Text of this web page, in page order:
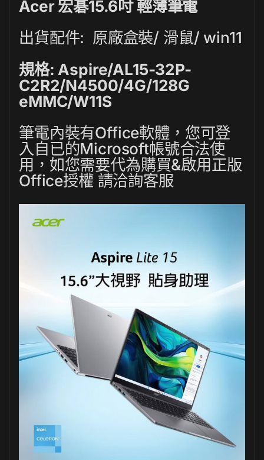
Acer 宏碁15.6吋 輕薄筆電
出貨配件: 原廠盒裝/ 滑鼠/ win11
規格: Aspire/AL15-32P-
C2R2/N4500/4G/128G
eMMC/W11S
筆電內裝有Office軟體，您可登
入自已的Microsoft帳號合法使
用，如您需要代為購買&啟用正版
Office授權請洽詢客服